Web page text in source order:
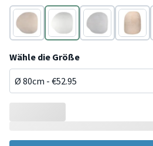
Beige Creme Grau Beige
Wähle die Größe